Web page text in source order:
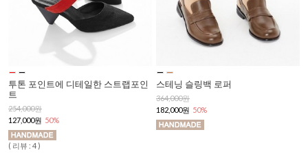
투톤 포인트에 디테일한 스트랩포인
트
254,000원
127,000원 50%
( 리뷰 : 4 )
스테닝 슬링백 로퍼
364,000원
182,000원 50%